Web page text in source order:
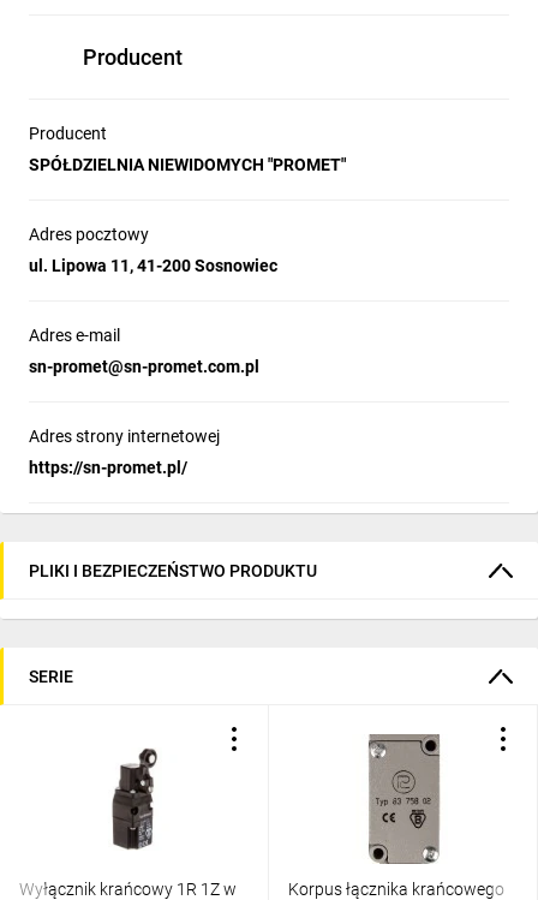
Producent
Producent
SPÓŁDZIELNIA NIEWIDOMYCH "PROMET"
Adres pocztowy
ul. Lipowa 11, 41-200 Sosnowiec
Adres e-mail
sn-promet@sn-promet.com.pl
Adres strony internetowej
https://sn-promet.pl/
PLIKI I BEZPIECZEŃSTWO PRODUKTU
SERIE
Wyłącznik krańcowy 1R 1Z w
Korpus łącznika krańcowego